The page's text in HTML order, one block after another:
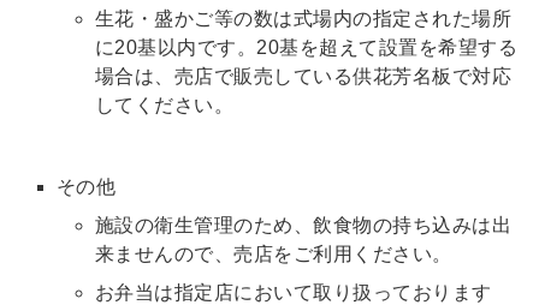
生花・盛かご等の数は式場内の指定された場所
に20基以内です。20基を超えて設置を希望する
場合は、売店で販売している供花芳名板で対応
してください。
その他
施設の衛生管理のため、飲食物の持ち込みは出
来ませんので、売店をご利用ください。
お弁当は指定店において取り扱っております